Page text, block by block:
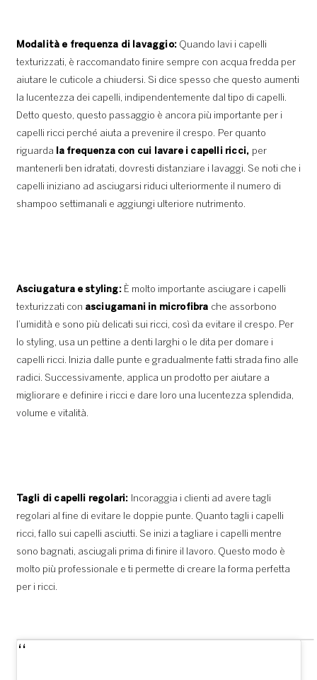
Modalità e frequenza di lavaggio: Quando lavi i capelli
texturizzati, è raccomandato finire sempre con acqua fredda per
aiutare le cuticole a chiudersi. Si dice spesso che questo aumenti
la lucentezza dei capelli, indipendentemente dal tipo di capelli.
Detto questo, questo passaggio è ancora più importante per i
capelli ricci perché aiuta a prevenire il crespo. Per quanto
riguarda
la frequenza con cui lavare i capelli ricci, per
mantenerli ben idratati, dovresti distanziare i lavaggi. Se noti che i
capelli iniziano ad asciugarsi riduci ulteriormente il numero di
shampoo settimanali e aggiungi ulteriore nutrimento.
Asciugatura e styling:È molto importante asciugare i capelli
texturizzati con asciugamani in microfibra che assorbono
l’umidità e sono più delicati sui ricci, così da evitare il crespo. Per
lo styling, usa un pettine a denti larghi o le dita per domare i
capelli ricci. Inizia dalle punte e gradualmente fatti strada fino alle
radici. Successivamente, applica un prodotto per aiutare a
migliorare e definire i ricci e dare loro una lucentezza splendida,
volume e vitalità.
Tagli di capelli regolari: Incoraggia i clienti ad avere tagli
regolari al fine di evitare le doppie punte. Quanto tagli i capelli
ricci, fallo sui capelli asciutti. Se inizi a tagliare i capelli mentre
sono bagnati, asciugali prima di finire il lavoro. Questo modo è
molto più professionale e ti permette di creare la forma perfetta
per i ricci.